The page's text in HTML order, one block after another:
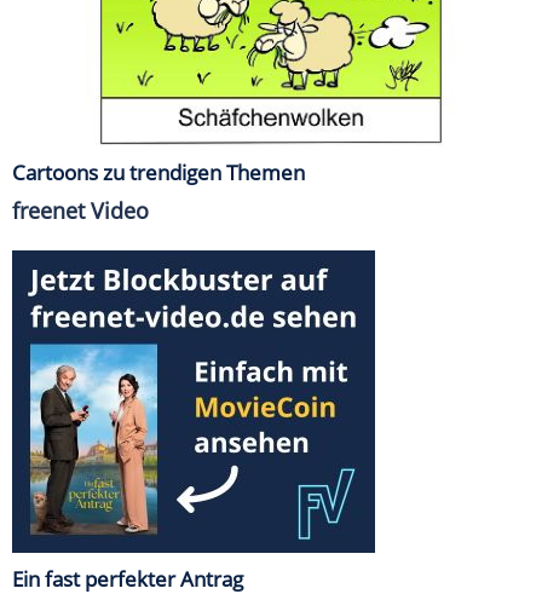
Cartoons zu trendigen Themen
freenet Video
Ein fast perfekter Antrag